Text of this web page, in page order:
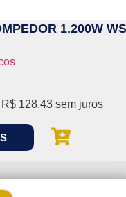
1.200W
R$ 128,43 sem juros